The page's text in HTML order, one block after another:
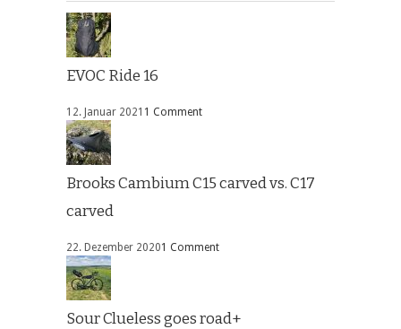
EVOC Ride 16
12. Januar 2021 1 Comment
Brooks Cambium C15 carved vs. C17
carved
22. Dezember 20201 Comment
Sour Clueless goes road+